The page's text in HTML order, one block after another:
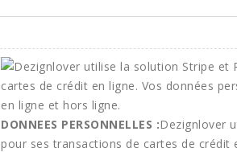
DONNEES PERSONNELLES :Dezignlover
pour ses transactions de cartes de crédit